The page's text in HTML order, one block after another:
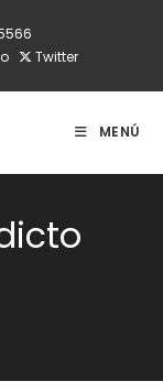
Twitter
MENÚ